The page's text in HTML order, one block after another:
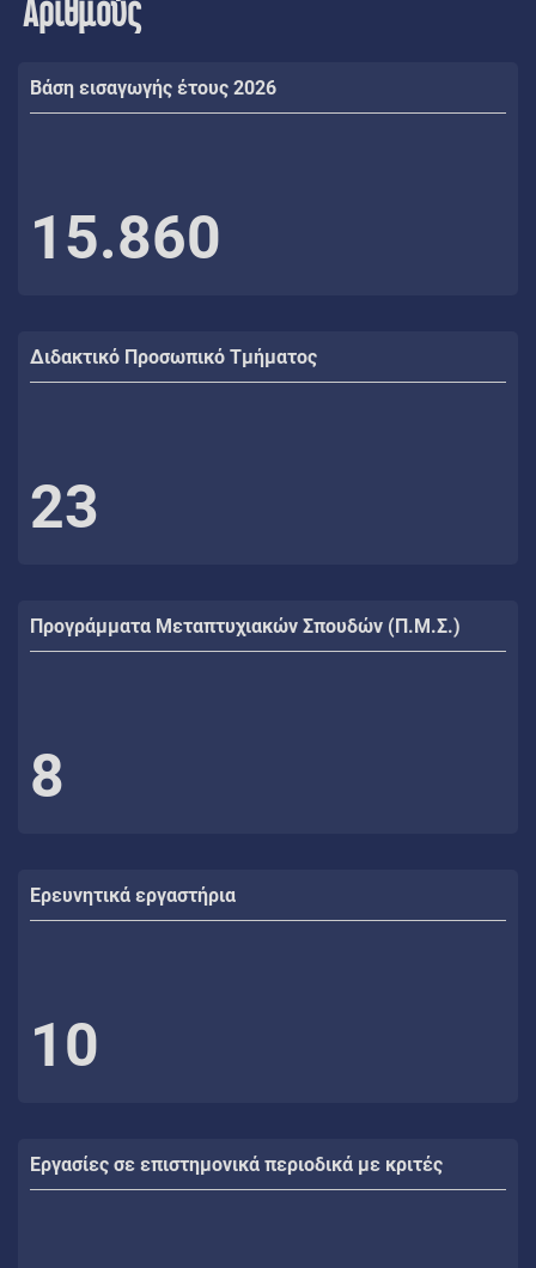
Αριθμούς
Βάση εισαγωγής έτους 2026
15.860
Διδακτικό Προσωπικό Τμήματος
23
Προγράμματα Μεταπτυχιακών Σπουδών (Π.Μ.Σ.)
8
Ερευνητικά εργαστήρια
10
Εργασίες σε επιστημονικά περιοδικά με κριτές